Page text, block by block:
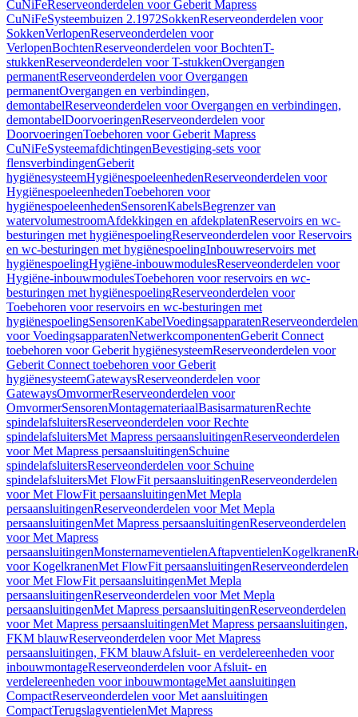
CuNiFeReserveonderdelen voor Geberit Mapress
CuNiFeSysteembuizen 2.1972SokkenReserveonderdelen voor
SokkenVerlopenReserveonderdelen voor
VerlopenBochtenReserveonderdelen voor BochtenT-
stukkenReserveonderdelen voor T-stukkenOvergangen
permanentReserveonderdelen voor Overgangen
permanentOvergangen en verbindingen,
demontabelReserveonderdelen voor Overgangen en verbindingen,
demontabelDoorvoeringenReserveonderdelen voor
DoorvoeringenToebehoren voor Geberit Mapress
CuNiFeSysteemafdichtingenBevestiging-sets voor
flensverbindingenGeberit
hygiënesysteemHygiënespoeleenhedenReserveonderdelen voor
HygiënespoeleenhedenToebehoren voor
hygiënespoeleenhedenSensorenKabelsBegrenzer van
watervolumestroomAfdekkingen en afdekplatenReservoirs en wc-
besturingen met hygiënespoelingReserveonderdelen voor Reservoirs
en wc-besturingen met hygiënespoelingInbouwreservoirs met
hygiënespoelingHygiëne-inbouwmodulesReserveonderdelen voor
Hygiëne-inbouwmodulesToebehoren voor reservoirs en wc-
besturingen met hygiënespoelingReserveonderdelen voor
Toebehoren voor reservoirs en wc-besturingen met
hygiënespoelingSensorenKabelVoedingsapparatenReserveonderdelen
voor VoedingsapparatenNetwerkcomponentenGeberit Connect
toebehoren voor Geberit hygiënesysteemReserveonderdelen voor
Geberit Connect toebehoren voor Geberit
hygiënesysteemGatewaysReserveonderdelen voor
GatewaysOmvormerReserveonderdelen voor
OmvormerSensorenMontagemateriaalBasisarmaturenRechte
spindelafsluitersReserveonderdelen voor Rechte
spindelafsluitersMet Mapress persaansluitingenReserveonderdelen
voor Met Mapress persaansluitingenSchuine
spindelafsluitersReserveonderdelen voor Schuine
spindelafsluitersMet FlowFit persaansluitingenReserveonderdelen
voor Met FlowFit persaansluitingenMet Mepla
persaansluitingenReserveonderdelen voor Met Mepla
persaansluitingenMet Mapress persaansluitingenReserveonderdelen
voor Met Mapress
persaansluitingenMonsternameventielenAftapventielenKogelkranen
voor KogelkranenMet FlowFit persaansluitingenReserveonderdelen
voor Met FlowFit persaansluitingenMet Mepla
persaansluitingenReserveonderdelen voor Met Mepla
persaansluitingenMet Mapress persaansluitingenReserveonderdelen
voor Met Mapress persaansluitingenMet Mapress persaansluitingen,
FKM blauwReserveonderdelen voor Met Mapress
persaansluitingen, FKM blauwAfsluit- en verdelereenheden voor
inbouwmontageReserveonderdelen voor Afsluit- en
verdelereenheden voor inbouwmontageMet aansluitingen
CompactReserveonderdelen voor Met aansluitingen
CompactTerugslagventielenMet Mapress